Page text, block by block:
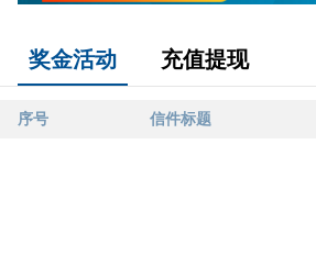
奖金活动 充值提现
序号 信件标题